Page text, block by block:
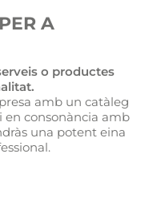
A
o productes
amb un catàleg
en consonància amb
una potent eina